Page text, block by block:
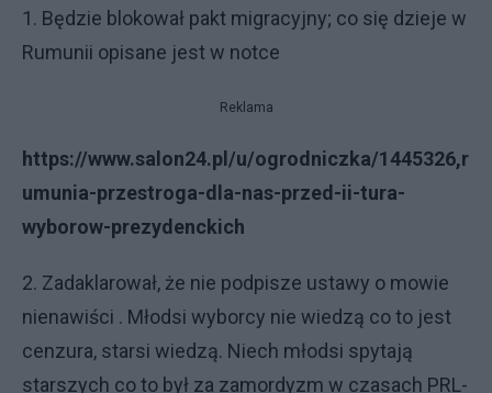
1. Będzie blokował pakt migracyjny; co się dzieje w
Rumunii opisane jest w notce
Reklama
https://www.salon24.pl/u/ogrodniczka/1445326,r
umunia-przestroga-dla-nas-przed-ii-tura-
wyborow-prezydenckich
2. Zadaklarował, że nie podpisze ustawy o mowie
nienawiści . Młodsi wyborcy nie wiedzą co to jest
cenzura, starsi wiedzą. Niech młodsi spytają
starszych co to był za zamordyzm w czasach PRL-